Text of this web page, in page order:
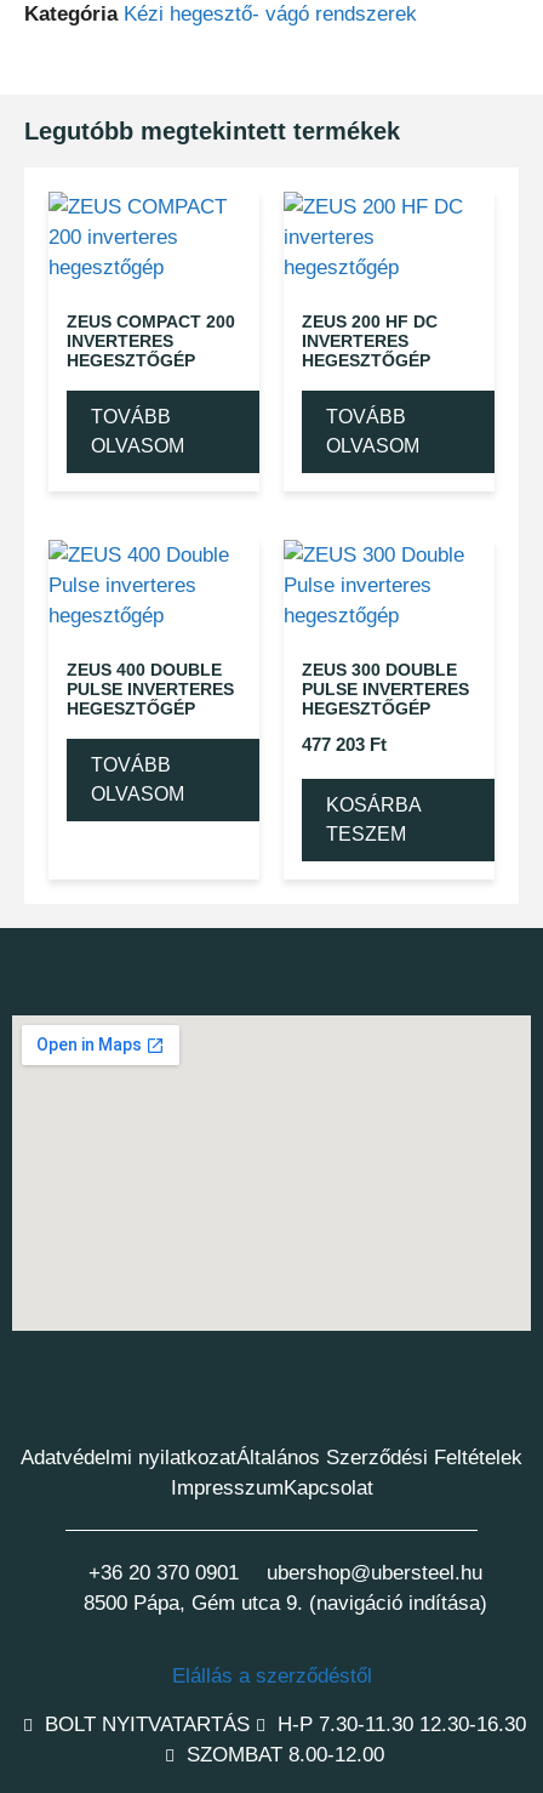
Kategória Kézi hegesztő- vágó rendszerek
Legutóbb megtekintett termékek
ZEUS COMPACT 200
INVERTERES
HEGESZTŐGÉP
TOVÁBB
OLVASOM
ZEUS 200 HF DC
INVERTERES
HEGESZTŐGÉP
TOVÁBB
OLVASOM
ZEUS 400 DOUBLE
PULSE INVERTERES
HEGESZTŐGÉP
TOVÁBB
OLVASOM
ZEUS 300 DOUBLE
PULSE INVERTERES
HEGESZTŐGÉP
477 203 Ft
KOSÁRBA
TESZEM
Adatvédelmi nyilatkozatÁltalános Szerződési Feltételek
Impresszum Kapcsolat
+36 20 370 0901
ubershop@ubersteel.hu
8500 Pápa, Gém utca 9. (navigáció indítása)
Elállás a szerződéstől
BOLT NYITVATARTÁS
H-P 7.30-11.30 12.30-16.30
SZOMBAT 8.00-12.00